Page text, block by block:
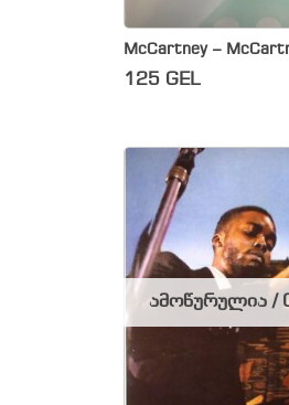
McCartney –
125 GEL
ამოწურულია /